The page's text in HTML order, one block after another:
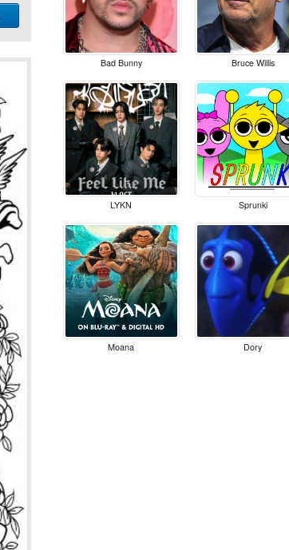
Bad Bunny Bruce Willis
LYKN Sprunki
Moana Dory